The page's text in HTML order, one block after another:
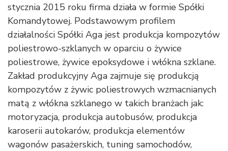
stycznia 2015 roku firma działa w formie Spółki
Komandytowej. Podstawowym profilem
działalności Spółki Aga jest produkcja kompozytów
poliestrowo-szklanych w oparciu o żywice
poliestrowe, żywice epoksydowe i włókna szklane.
Zakład produkcyjny Aga zajmuje się produkcją
kompozytów z żywic poliestrowych wzmacnianych
matą z włókna szklanego w takich branżach jak:
motoryzacja, produkcja autobusów, produkcja
karoserii autokarów, produkcja elementów
wagonów pasażerskich, tuning samochodów,